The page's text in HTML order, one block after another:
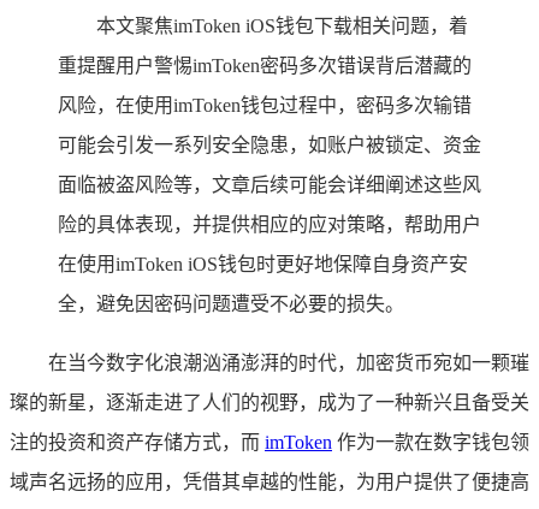
本文聚焦imToken iOS钱包下载相关问题，着
重提醒用户警惕imToken密码多次错误背后潜藏的
风险，在使用imToken钱包过程中，密码多次输错
可能会引发一系列安全隐患，如账户被锁定、资金
面临被盗风险等，文章后续可能会详细阐述这些风
险的具体表现，并提供相应的应对策略，帮助用户
在使用imToken iOS钱包时更好地保障自身资产安
全，避免因密码问题遭受不必要的损失。
在当今数字化浪潮汹涌澎湃的时代，加密货币宛如一颗璀
璨的新星，逐渐走进了人们的视野，成为了一种新兴且备受关
注的投资和资产存储方式，而 imToken 作为一款在数字钱包领
域声名远扬的应用，凭借其卓越的性能，为用户提供了便捷高